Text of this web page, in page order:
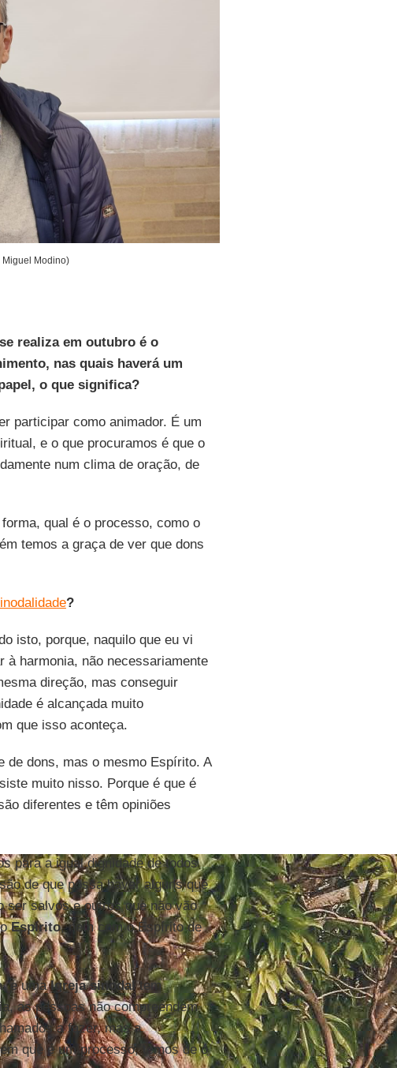
Miguel Modino)
realiza em outubro é o
nas quais haverá um
o que significa?
participar como animador. É um
e o que procuramos é que o
num clima de oração, de
qual é o processo, como o
temos a graça de ver que dons
?
isto, porque, naquilo que eu vi
harmonia, não necessariamente
direção, mas conseguir
é alcançada muito
que isso aconteça.
dons, mas o mesmo Espírito. A
muito nisso. Porque é que é
diferentes e têm opiniões
para a igual dignidade de todos
de que possa haver alguns que
ser salvos e outros que não vão
oEspírito, nem com o Espírito de
e umaIgreja sinodaltem
as pessoas não compreendem
a fazer, mas a
que é um processo, temos de o